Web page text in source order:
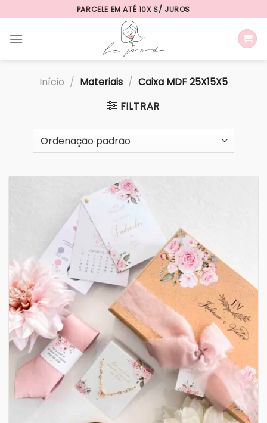
to
content
PARCELE EM ATÉ 10X S/ JUROS
Início / Materiais / Caixa MDF 25X15X5
FILTRAR